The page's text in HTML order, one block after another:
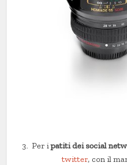
3. Per ipatiti dei social
twitter, con il